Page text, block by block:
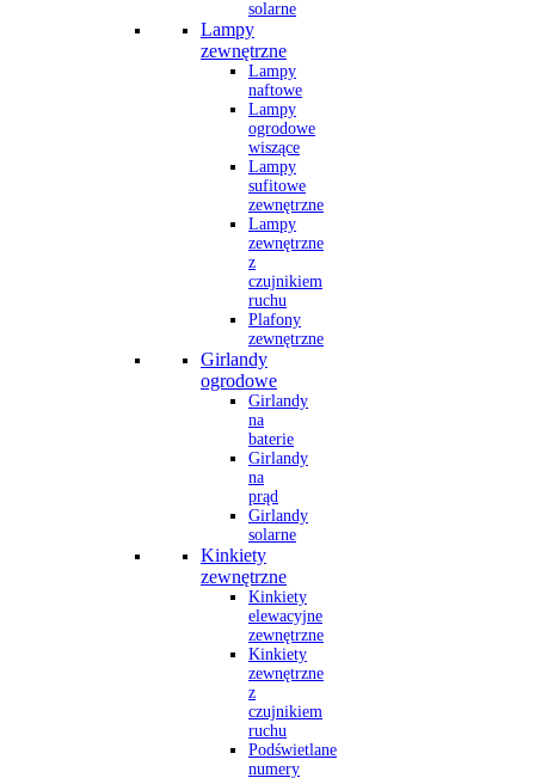
solarne
Lampy
zewnętrzne
Lampy
naftowe
Lampy
ogrodowe
wiszące
Lampy
sufitowe
zewnętrzne
Lampy
zewnętrzne
z
czujnikiem
ruchu
Plafony
zewnętrzne
Girlandy
ogrodowe
Girlandy
na
baterie
Girlandy
na
prąd
Girlandy
solarne
Kinkiety
zewnętrzne
Kinkiety
elewacyjne
zewnętrzne
Kinkiety
zewnętrzne
z
czujnikiem
ruchu
Podświetlane
numery